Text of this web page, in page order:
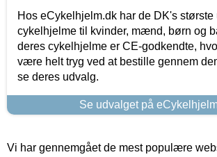
Hos eCykelhjelm.dk har de DK's største
cykelhjelme til kvinder, mænd, børn og
deres cykelhjelme er CE-godkendte,
være helt tryg ved at bestille gennem
se deres udvalg.
Se udvalget på
Vi har gennemgået de mest populære